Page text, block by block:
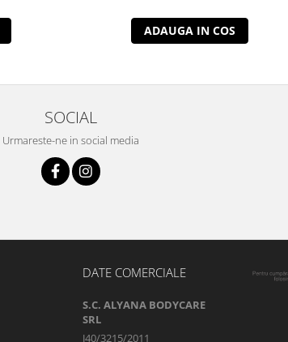
ADAUGA IN COS
SOCIAL
Urmareste-ne in social media
DATE COMERCIALE
S.C. ALYANA BODYCARE
SRL
J40/3215/2011